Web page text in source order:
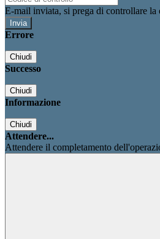
E-mail inviata, si prega di controllare la
Errore
Chiudi
Successo
Chiudi
Informazione
Chiudi
Attendere...
Attendere il completamento